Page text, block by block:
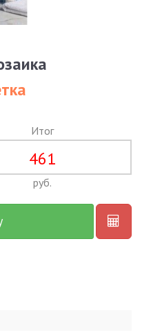
Итог
461
руб.